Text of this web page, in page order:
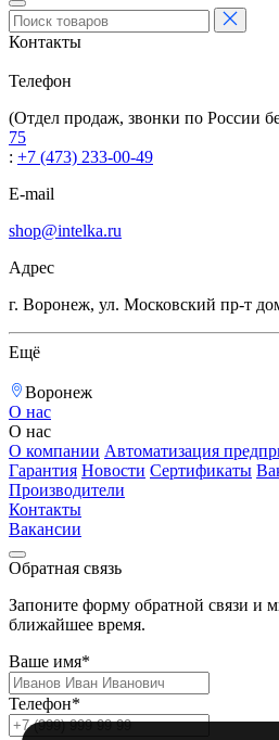
Контакты
Телефон
(Отдел продаж, звонки по России
75
: +7 (473) 233-00-49
E-mail
shop@intelka.ru
Адрес
г. Воронеж, ул. Московский пр-т
Ещё
Воронеж
О нас
О нас
О компании Автоматизация
Гарантия Новости Сертификаты
Производители
Контакты
Вакансии
Обратная связь
Запоните форму обратной связи и
ближайшее время.
Ваше имя*
Телефон*